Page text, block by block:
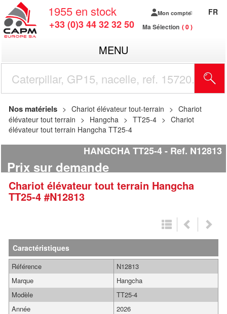
1955 en stock
+33 (0)3 44 32 32 50
Mon compte
Ma Sélection 0
FR
MENU
Nos matériels Chariot élévateur tout-terrain
Chariot
élévateur tout terrain
Hangcha TT25-4
Chariot
élévateur tout terrain Hangcha TT25-4
HANGCHA TT25-4 Ref. N12813
Prix sur demande
Chariot élévateur tout terrain Hangcha
TT25-4 #N12813
Caractéristiques
Référence
N12813
Marque
Hangcha
Modèle
TT25-4
Année
2026